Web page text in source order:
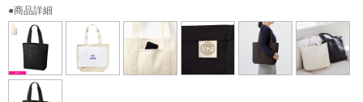
●商品詳細